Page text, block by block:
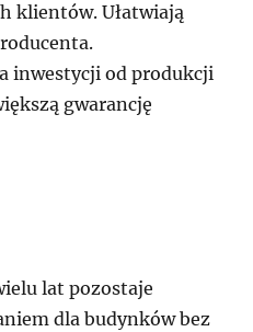
klientów. Ułatwiają
inwestycji od produkcji
gwarancję
lat pozostaje
dla budynków bez